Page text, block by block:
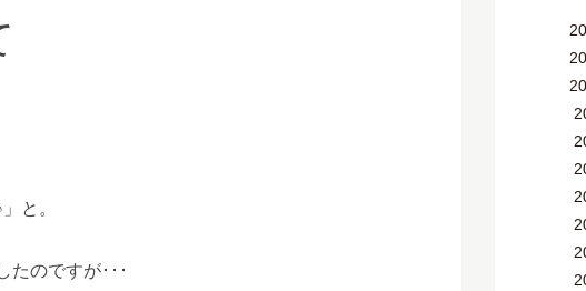
と。
たのですが･･･